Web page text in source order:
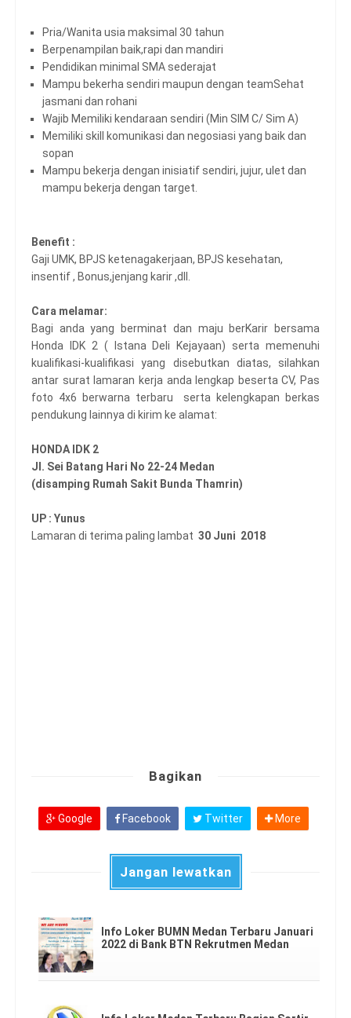
Pria/Wanita usia maksimal 30 tahun
Berpenampilan baik,rapi dan mandiri
Pendidikan minimal SMA sederajat
Mampu bekerha sendiri maupun dengan teamSehat
jasmani dan rohani
Wajib Memiliki kendaraan sendiri (Min SIM C/ Sim A)
Memiliki skill komunikasi dan negosiasi yang baik dan
sopan
Mampu bekerja dengan inisiatif sendiri, jujur, ulet dan
mampu bekerja dengan target.
Benefit :
Gaji UMK, BPJS ketenagakerjaan, BPJS kesehatan,
insentif , Bonus,jenjang karir ,dll.
Cara melamar:
Bagi anda yang berminat dan maju berKarir bersama
Honda IDK 2 ( Istana Deli Kejayaan) serta memenuhi
kualifikasi-kualifikasi yang disebutkan diatas, silahkan
antar surat lamaran kerja anda lengkap beserta CV, Pas
foto 4x6 berwarna terbaru serta kelengkapan berkas
pendukung lainnya di kirim ke alamat:
HONDA IDK 2
Jl. Sei Batang Hari No 22-24 Medan
(disamping Rumah Sakit Bunda Thamrin)
UP : Yunus
Lamaran di terima paling lambat 30 Juni 2018
Bagikan
Google Facebook Twitter More
Jangan lewatkan
Info Loker BUMN Medan Terbaru Januari
2022 di Bank BTN Rekrutmen Medan